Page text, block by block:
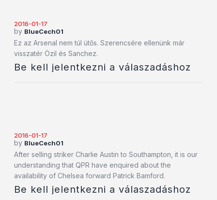
2016-01-17
by BlueCech01
Ez az Arsenal nem túl ütős. Szerencsére ellenünk már
visszatér Özil és Sanchez.
Be kell jelentkezni a válaszadáshoz
2016-01-17
by BlueCech01
After selling striker Charlie Austin to Southampton, it is our
understanding that QPR have enquired about the
availability of Chelsea forward Patrick Bamford.
Be kell jelentkezni a válaszadáshoz